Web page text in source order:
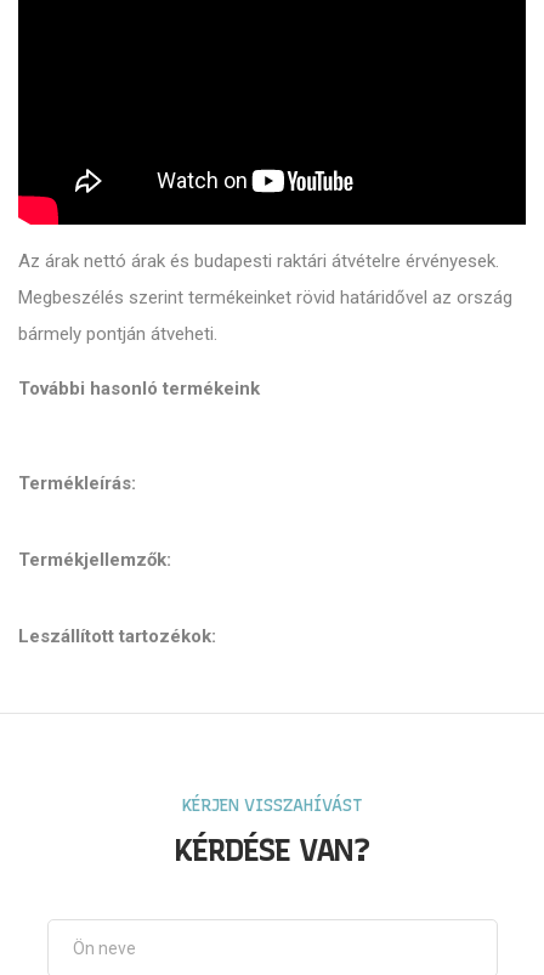
Az árak nettó árak és budapesti raktári átvételre érvényesek.
Megbeszélés szerint termékeinket rövid határidővel az ország
bármely pontján átveheti.
További hasonló termékeink
Termékleírás:
Termékjellemzők:
Leszállított tartozékok:
KÉRJEN VISSZAHÍVÁST
KÉRDÉSE VAN?